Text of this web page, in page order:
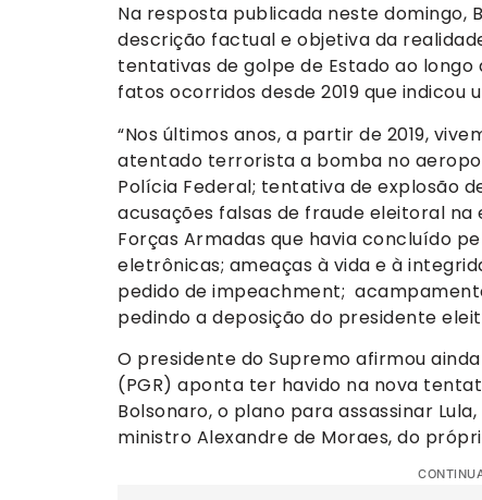
Na resposta publicada neste domingo,
descrição factual e objetiva da
tentativas de golpe de Estado ao
fatos ocorridos desde 2019 que indicou
“Nos últimos anos, a partir de 2019,
atentado terrorista a bomba no
Polícia Federal; tentativa de explosão
acusações falsas de fraude eleitoral
Forças Armadas que havia concluído
eletrônicas; ameaças à vida e à
pedido de impeachment;
pedindo a deposição do presidente
O presidente do Supremo afirmou
(PGR) aponta ter havido na nova
Bolsonaro, o plano para assassinar
ministro Alexandre de Moraes, do